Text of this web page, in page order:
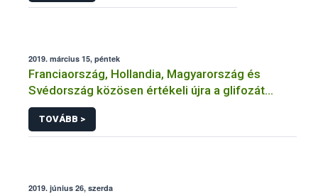
2019. március 15, péntek
Franciaország, Hollandia, Magyarország és
Svédország közösen értékeli újra a glifozát
hatóanyagot
TOVÁBB >
2019. június 26, szerda